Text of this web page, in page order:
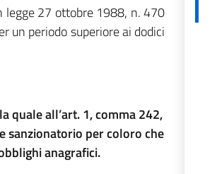
legge 27 ottobre 1988, n. 470
un periodo superiore ai dodici
la quale all’art. 1, comma 242,
sanzionatorio per coloro che
anagrafici.